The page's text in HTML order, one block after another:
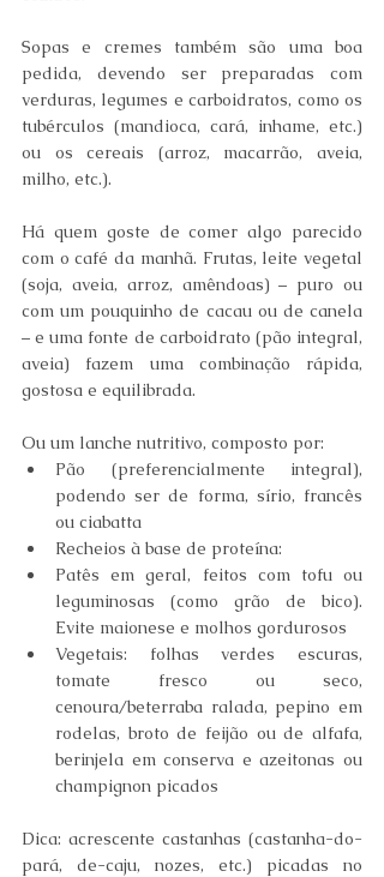
Sopas e cremes também são uma boa
pedida, devendo ser preparadas com
verduras, legumes e carboidratos, como os
tubérculos (mandioca, cará, inhame, etc.)
ou os cereais (arroz, macarrão, aveia,
milho, etc.).
Há quem goste de comer algo parecido
com o café da manhã. Frutas, leite vegetal
(soja, aveia, arroz, amêndoas) – puro ou
com um pouquinho de cacau ou de canela
– e uma fonte de carboidrato (pão integral,
aveia) fazem uma combinação rápida,
gostosa e equilibrada.
Ou um lanche nutritivo, composto por:
Pão (preferencialmente integral),
podendo ser de forma, sírio, francês
ou ciabatta
Recheios à base de proteína:
Patês em geral, feitos com tofu ou
leguminosas (como grão de bico).
Evite maionese e molhos gordurosos
Vegetais: folhas verdes escuras,
tomate fresco ou seco,
cenoura/beterraba ralada, pepino em
rodelas, broto de feijão ou de alfafa,
berinjela em conserva e azeitonas ou
champignon picados
Dica: acrescente castanhas (castanha-do-
pará, de-caju, nozes, etc.) picadas no